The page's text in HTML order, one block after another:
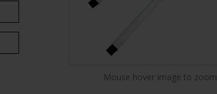
Mouse hover image to zoom